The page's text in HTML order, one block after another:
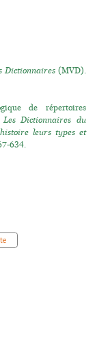
Dictionnaires(MVD).
de répertoires
Les Dictionnaires du
leurs types et
634.